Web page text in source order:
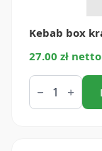
Kebab box
27.00 zł netto
ilość
Kebab
box
kraft